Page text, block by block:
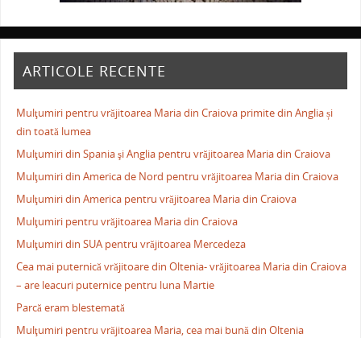
ARTICOLE RECENTE
Mulţumiri pentru vrăjitoarea Maria din Craiova primite din Anglia și
din toată lumea
Mulţumiri din Spania şi Anglia pentru vrăjitoarea Maria din Craiova
Mulţumiri din America de Nord pentru vrăjitoarea Maria din Craiova
Mulţumiri din America pentru vrăjitoarea Maria din Craiova
Mulţumiri pentru vrăjitoarea Maria din Craiova
Mulţumiri din SUA pentru vrăjitoarea Mercedeza
Cea mai puternică vrăjitoare din Oltenia- vrăjitoarea Maria din Craiova
– are leacuri puternice pentru luna Martie
Parcă eram blestemată
Mulţumiri pentru vrăjitoarea Maria, cea mai bună din Oltenia